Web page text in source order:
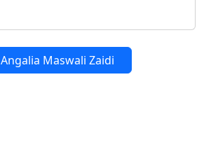
Angalia Maswali Zaidi